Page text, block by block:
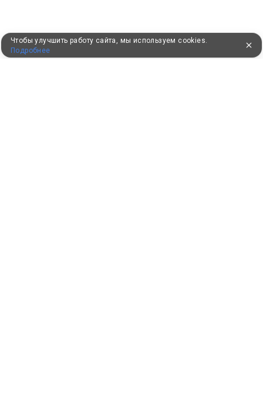
Чтобы улучшить работу сайта, мы используем cookies.
Подробнее